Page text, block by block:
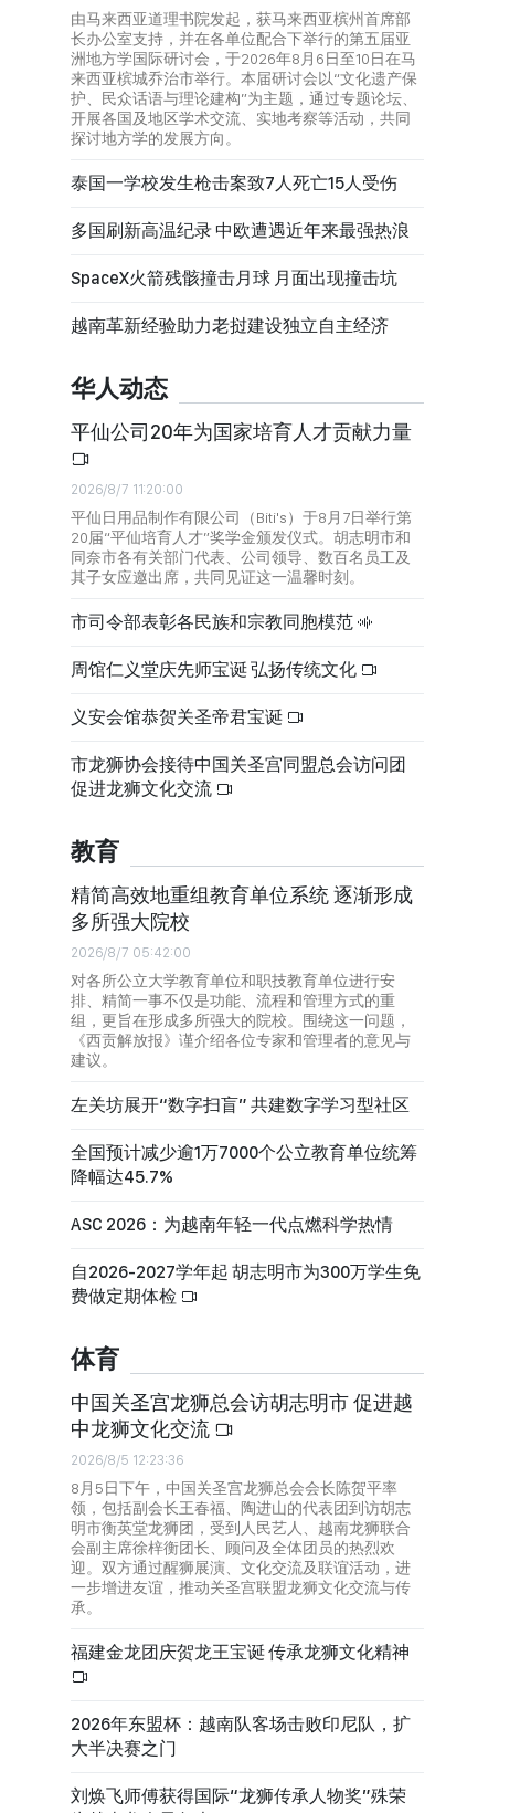
由马来西亚道理书院发起，获马来西亚槟州首席部
长办公室支持，并在各单位配合下举行的第五届亚
洲地方学国际研讨会，于2026年8月6日至10日在马
来西亚槟城乔治市举行。本届研讨会以“文化遗产保
护、民众话语与理论建构”为主题，通过专题论坛、
开展各国及地区学术交流、实地考察等活动，共同
探讨地方学的发展方向。
泰国一学校发生枪击案致7人死亡15人受伤
多国刷新高温纪录 中欧遭遇近年来最强热浪
SpaceX火箭残骸撞击月球 月面出现撞击坑
越南革新经验助力老挝建设独立自主经济
华人动态
平仙公司20年为国家培育人才贡献力量
2026/8/7 11:20:00
平仙日用品制作有限公司（Biti's）于8月7日举行第
20届“平仙培育人才”奖学金颁发仪式。胡志明市和
同奈市各有关部门代表、公司领导、数百名员工及
其子女应邀出席，共同见证这一温馨时刻。
市司令部表彰各民族和宗教同胞模范
周馆仁义堂庆先师宝诞 弘扬传统文化
义安会馆恭贺关圣帝君宝诞
市龙狮协会接待中国关圣宫同盟总会访问团
促进龙狮文化交流
教育
精简高效地重组教育单位系统 逐渐形成
多所强大院校
2026/8/7 05:42:00
对各所公立大学教育单位和职技教育单位进行安
排、精简一事不仅是功能、流程和管理方式的重
组，更旨在形成多所强大的院校。围绕这一问题，
《西贡解放报》谨介绍各位专家和管理者的意见与
建议。
左关坊展开“数字扫盲” 共建数字学习型社区
全国预计减少逾1万7000个公立教育单位统筹
降幅达45.7%
ASC 2026：为越南年轻一代点燃科学热情
自2026-2027学年起 胡志明市为300万学生免
费做定期体检
体育
中国关圣宫龙狮总会访胡志明市 促进越
中龙狮文化交流
2026/8/5 12:23:36
8月5日下午，中国关圣宫龙狮总会会长陈贺平率
领，包括副会长王春福、陶进山的代表团到访胡志
明市衡英堂龙狮团，受到人民艺人、越南龙狮联合
会副主席徐梓衡团长、顾问及全体团员的热烈欢
迎。双方通过醒狮展演、文化交流及联谊活动，进
一步增进友谊，推动关圣宫联盟龙狮文化交流与传
承。
福建金龙团庆贺龙王宝诞 传承龙狮文化精神
2026年东盟杯：越南队客场击败印尼队，扩
大半决赛之门
刘焕飞师傅获得国际“龙狮传承人物奖”殊荣